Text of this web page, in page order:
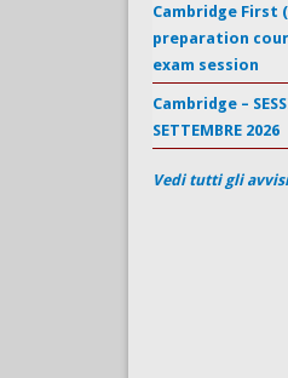
Cambridge First
preparation
exam session
Cambridge –
SETTEMBRE 2026
Vedi tutti gli avvisi